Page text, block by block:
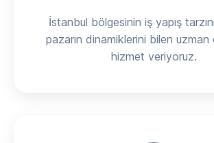
İstanbul bölgesinin iş yapış
pazarın dinamiklerini bilen uzman
hizmet veriyoruz.